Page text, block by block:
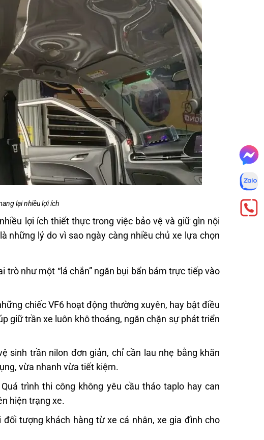
lại nhiều lợi ích
lợi ích thiết thực trong việc bảo vệ và giữ gìn nội
những lý do vì sao ngày càng nhiều chủ xe lựa chọn
trò như một “lá chắn” ngăn bụi bẩn bám trực tiếp vào
chiếc VF6 hoạt động thường xuyên, hay bật điều
giữ trần xe luôn khô thoáng, ngăn chặn sự phát triển
sinh trần nilon đơn giản, chỉ cần lau nhẹ bằng khăn
vừa nhanh vừa tiết kiệm.
trình thi công không yêu cầu tháo taplo hay can
hiện trạng xe.
tượng khách hàng từ xe cá nhân, xe gia đình cho